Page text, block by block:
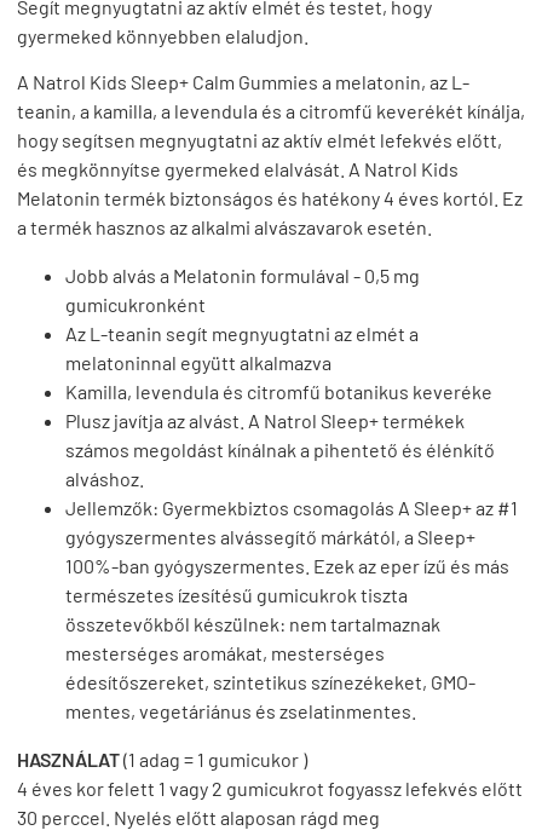
Segít megnyugtatni az aktív elmét és testet, hogy
gyermeked könnyebben elaludjon.
A Natrol Kids Sleep+ Calm Gummies a melatonin, az L-
teanin, a kamilla, a levendula és a citromfű keverékét kínálja,
hogy segítsen megnyugtatni az aktív elmét lefekvés előtt,
és megkönnyítse gyermeked elalvását. A Natrol Kids
Melatonin termék biztonságos és hatékony 4 éves kortól. Ez
a termék hasznos az alkalmi alvászavarok esetén.
Jobb alvás a Melatonin formulával - 0,5 mg
gumicukronként
Az L-teanin segít megnyugtatni az elmét a
melatoninnal együtt alkalmazva
Kamilla, levendula és citromfű botanikus keveréke
Plusz javítja az alvást. A Natrol Sleep+ termékek
számos megoldást kínálnak a pihentető és élénkítő
alváshoz.
Jellemzők: Gyermekbiztos csomagolás A Sleep+ az #1
gyógyszermentes alvássegítő márkától, a Sleep+
100%-ban gyógyszermentes. Ezek az eper ízű és más
természetes ízesítésű gumicukrok tiszta
összetevőkből készülnek: nem tartalmaznak
mesterséges aromákat, mesterséges
édesítőszereket, szintetikus színezékeket, GMO-
mentes, vegetáriánus és zselatinmentes.
HASZNÁLAT(1 adag = 1 gumicukor )
4 éves kor felett 1 vagy 2 gumicukrot fogyassz lefekvés előtt
30 perccel. Nyelés előtt alaposan rágd meg